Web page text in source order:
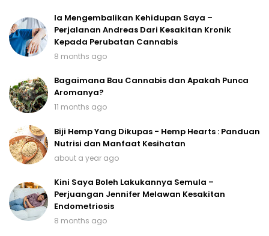
Ia Mengembalikan Kehidupan Saya –
Perjalanan Andreas Dari Kesakitan Kronik
Kepada Perubatan Cannabis
8 months ago
Bagaimana Bau Cannabis dan Apakah Punca
Aromanya?
11 months ago
Biji Hemp Yang Dikupas - Hemp Hearts : Panduan
Nutrisi dan Manfaat Kesihatan
about a year ago
Kini Saya Boleh Lakukannya Semula –
Perjuangan Jennifer Melawan Kesakitan
Endometriosis
8 months ago